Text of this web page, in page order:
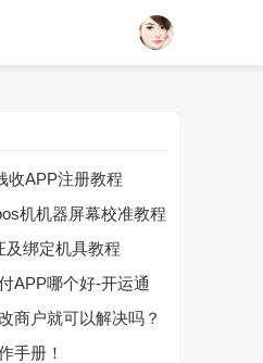
收APP注册教程
机机器屏幕校准教程
及绑定机具教程
APP哪个好-开运通
商户就可以解决吗？
手册！